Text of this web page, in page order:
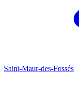
Saint-Maur-des-Fossés